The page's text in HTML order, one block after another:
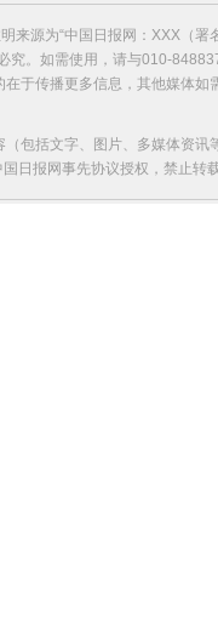
来源为“中国日报网：XXX（
究。如需使用，请与010-
在于传播更多信息，其他媒体
（包括文字、图片、多媒体资
国日报网事先协议授权，禁止转